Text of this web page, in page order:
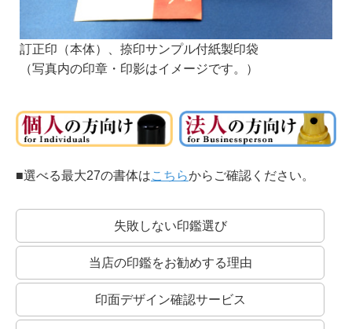
訂正印（本体）、捺印サンプル付紙製印袋
（写真内の印章・印影はイメージです。）
■選べる最大27の書体はこちらからご確認ください。
失敗しない印鑑選び
当店の印鑑をお勧めする理由
印面デザイン確認サービス